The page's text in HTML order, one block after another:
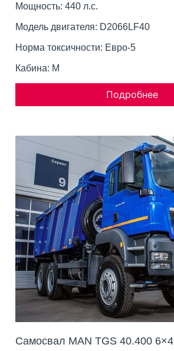
Мощность: 440 л.с.
Модель двигателя: D2066LF40
Норма токсичности: Евро-5
Кабина: M
Подробнее
Самосвал MAN TGS 40.400 6×4